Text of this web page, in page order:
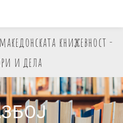
книжевност -
и дела